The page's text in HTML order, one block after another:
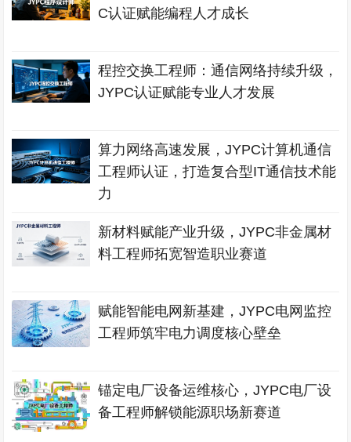
C认证赋能编程人才成长
程控交换工程师：通信网络持续升级，
JYPC认证赋能专业人才发展
算力网络高速发展，JYPC计算机通信
工程师认证，打造复合型IT通信技术能
力
新材料赋能产业升级，JYPC非金属材
料工程师拓宽智造职业赛道
赋能智能电网新基建，JYPC电网监控
工程师筑牢电力调度核心壁垒
锚定电厂设备运维核心，JYPC电厂设
备工程师解锁能源职场新赛道